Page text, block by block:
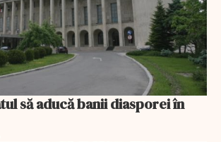
să aducă banii diasporei în